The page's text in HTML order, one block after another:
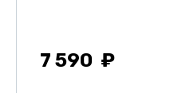
7 590